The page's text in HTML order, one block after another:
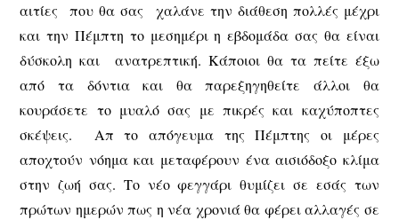
αιτίες που θα σας χαλάνε την διάθεση πολλές μέχρι
και την Πέμπτη το μεσημέρι η εβδομάδα σας θα είναι
δύσκολη και ανατρεπτική. Κάποιοι θα τα πείτε έξω
από τα δόντια και θα παρεξηγηθείτε άλλοι θα
κουράσετε το μυαλό σας με πικρές και καχύποπτες
σκέψεις. Απ το απόγευμα της Πέμπτης οι μέρες
αποχτούν νόημα και μεταφέρουν ένα αισιόδοξο κλίμα
στην ζωή σας. Το νέο φεγγάρι θυμίζει σε εσάς των
πρώτων ημερών πως η νέα χρονιά θα φέρει αλλαγές σε